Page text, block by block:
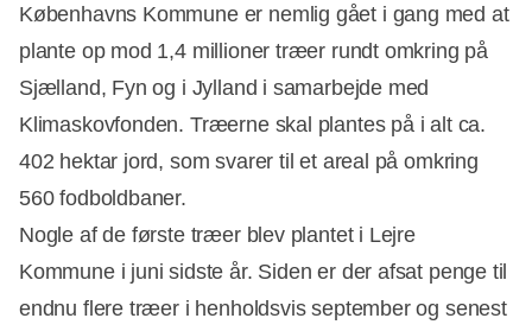
Københavns Kommune er nemlig gået i gang med at
plante op mod 1,4 millioner træer rundt omkring på
Sjælland, Fyn og i Jylland i samarbejde med
Klimaskovfonden. Træerne skal plantes på i alt ca.
402 hektar jord, som svarer til et areal på omkring
560 fodboldbaner.
Nogle af de første træer blev plantet i Lejre
Kommune i juni sidste år. Siden er der afsat penge til
endnu flere træer i henholdsvis september og senest